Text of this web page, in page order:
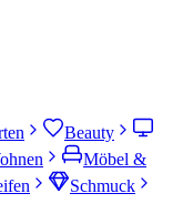
Beauty
Möbel &
Schmuck